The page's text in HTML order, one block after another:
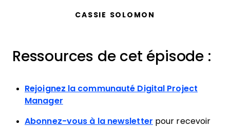
CASSIE SOLOMON
Ressources de cet épisode :
Rejoignez la communauté Digital Project
Manager
Abonnez-vous à la newsletter pour recevoir